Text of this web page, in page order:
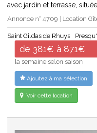
avec jardin et terrasse, située
Annonce n° 4709 | Location
Saint Gildas de Rhuys
de 381€ à 871€
la semaine selon saison
Ajoutez à ma sélection
Voir cette location